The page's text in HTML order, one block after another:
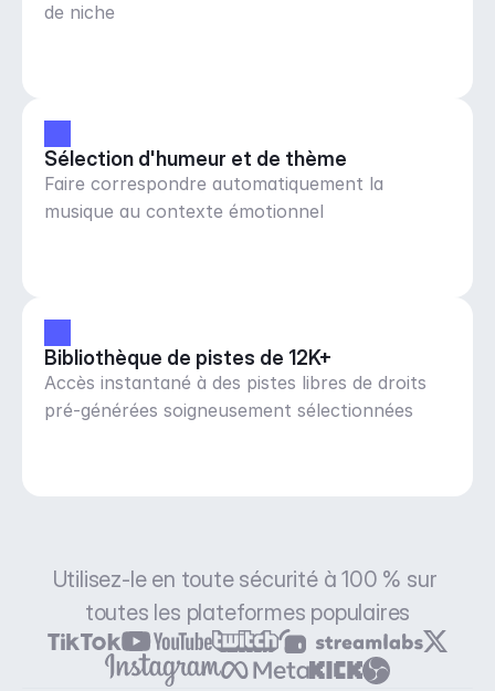
de niche
Sélection d'humeur et de thème
Faire correspondre automatiquement la
musique au contexte émotionnel
Bibliothèque de pistes de 12K+
Accès instantané à des pistes libres de droits
pré-générées soigneusement sélectionnées
Utilisez-le en toute sécurité à 100 % sur
toutes les plateformes populaires